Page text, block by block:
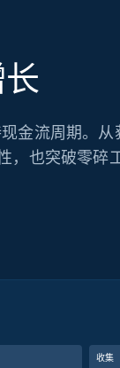
金流周期。
，也突破零碎
收集